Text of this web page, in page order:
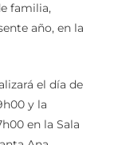
familia,
año, en la
el día de
y la
en la Sala